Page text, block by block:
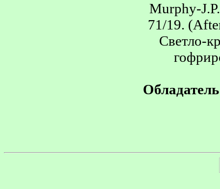
Murphy-
71/19.
Светло-